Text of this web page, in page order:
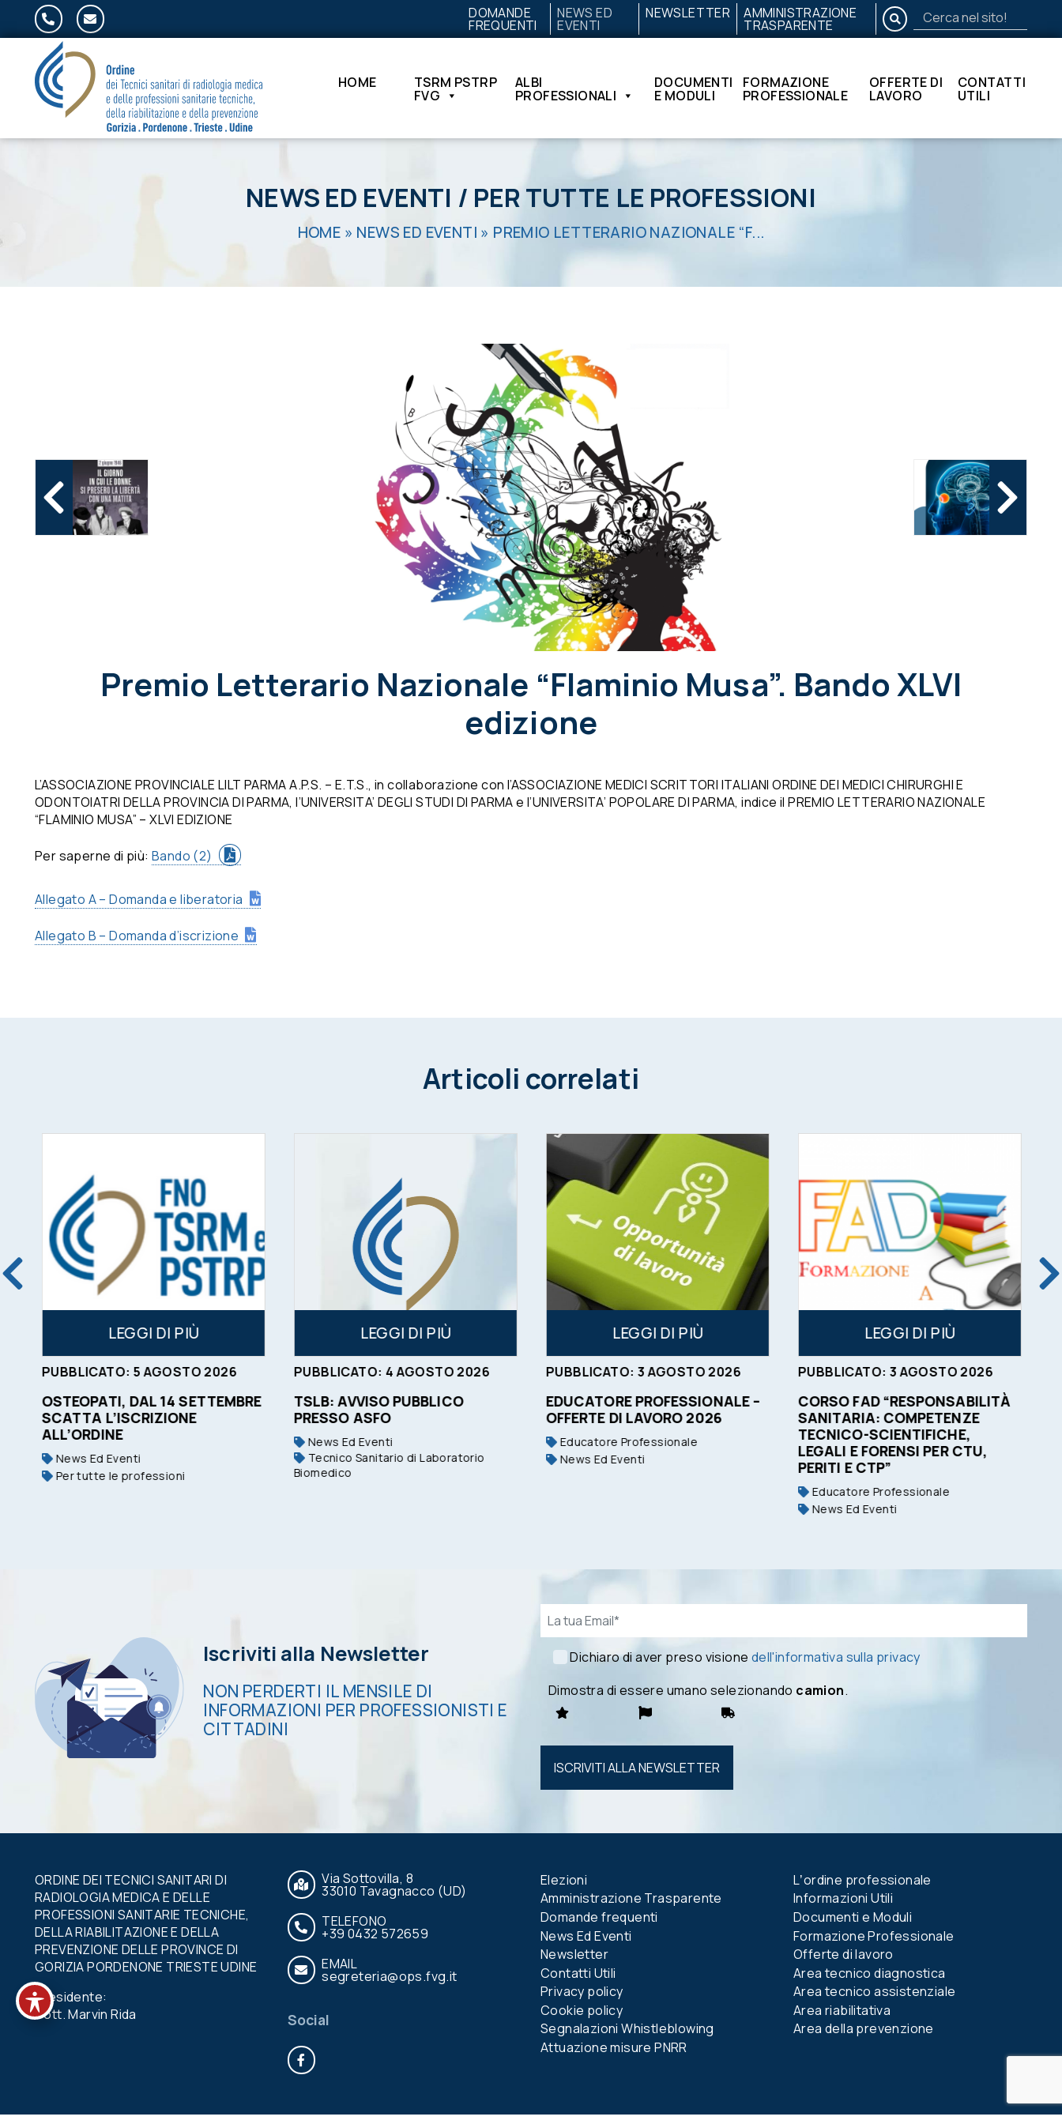
Salta al contenuto DOMANDE
FREQUENTI
NEWS ED
EVENTI
NEWSLETTER AMMINISTRAZIONE
TRASPARENTE
Cerca
HOME TSRM PSTRP
FVG
ALBI
PROFESSIONALI
DOCUMENTI
E MODULI
FORMAZIONE
PROFESSIONALE
OFFERTE DI
LAVORO
CONTATTI
UTILI
NEWS ED EVENTI / PER TUTTE LE PROFESSIONI
HOME » NEWS ED EVENTI » PREMIO LETTERARIO NAZIONALE “F...
Premio Letterario Nazionale “Flaminio Musa”. Bando XLVI
edizione
L’ASSOCIAZIONE PROVINCIALE LILT PARMA A.P.S. – E.T.S., in collaborazione con l’ASSOCIAZIONE MEDICI SCRITTORI ITALIANI ORDINE DEI MEDICI CHIRURGHI E
ODONTOIATRI DELLA PROVINCIA DI PARMA, l’UNIVERSITA’ DEGLI STUDI DI PARMA e l’UNIVERSITA’ POPOLARE DI PARMA, indice il PREMIO LETTERARIO NAZIONALE
“FLAMINIO MUSA” – XLVI EDIZIONE
Per saperne di più: Bando (2)
Allegato A – Domanda e liberatoria
Allegato B – Domanda d’iscrizione
Articoli correlati
LEGGI DI PIÙ
PUBBLICATO: 5AGOSTO2026
OSTEOPATI, DAL 14 SETTEMBRE
SCATTA L’ISCRIZIONE
ALL’ORDINE
News Ed Eventi
Per tutte le professioni
LEGGI DI PIÙ
PUBBLICATO: 4AGOSTO2026
TSLB: AVVISO PUBBLICO
PRESSO ASFO
News Ed Eventi
Tecnico Sanitario di Laboratorio
Biomedico
LEGGI DI PIÙ
PUBBLICATO: 3AGOSTO2026
EDUCATORE PROFESSIONALE –
OFFERTE DI LAVORO 2026
Educatore Professionale
News Ed Eventi
LEGGI DI PIÙ
PUBBLICATO: 3AGOSTO2026
CORSO FAD “RESPONSABILITÀ
SANITARIA: COMPETENZE
TECNICO-SCIENTIFICHE,
LEGALI E FORENSI PER CTU,
PERITI E CTP”
Educatore Professionale
News Ed Eventi
Iscriviti alla Newsletter
NON PERDERTI IL MENSILE DI
INFORMAZIONI PER PROFESSIONISTI E
CITTADINI
Email*
Dichiaro di aver preso visione dell'informativa sulla privacy
Dimostra di essere umano selezionando camion.
Si prega di
lasciare
ORDINE DEI TECNICI SANITARI DI
RADIOLOGIA MEDICA E DELLE
PROFESSIONI SANITARIE TECNICHE,
DELLA RIABILITAZIONE E DELLA
PREVENZIONE DELLE PROVINCE DI
GORIZIA PORDENONE TRIESTE UDINE
Presidente:
Dott. Marvin Rida
Via Sottovilla, 8
33010 Tavagnacco (UD)
TELEFONO
+39 0432 572659
EMAIL
segreteria@ops.fvg.it
Social
Elezioni
Amministrazione Trasparente
Domande frequenti
News Ed Eventi
Newsletter
Contatti Utili
Privacy policy
Cookie policy
Segnalazioni Whistleblowing
Attuazione misure PNRR
Lʼordine professionale
Informazioni Utili
Documenti e Moduli
Formazione Professionale
Offerte di lavoro
Area tecnico diagnostica
Area tecnico assistenziale
Area riabilitativa
Area della prevenzione